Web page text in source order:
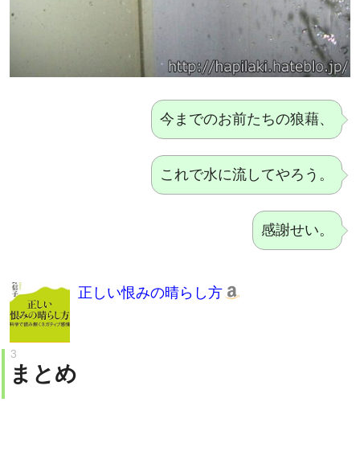
今までのお前たちの狼藉、
これで水に流してやろう。
感謝せい。
まとめ